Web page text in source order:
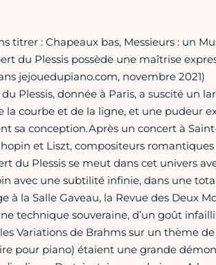
titrer : Chapeaux bas, Messieurs : un
du Plessis possède une maîtrise
jejouedupiano.com, novembre 2021)
Plessis, donnée à Paris, a suscité un
courbe et de la ligne, et une pudeur
sa conception.Après un concert à
et Liszt, compositeurs romantiques
du Plessis se meut dans cet univers
avec une subtilité infinie, dans une
à la Salle Gaveau, la Revue des Deux
technique souveraine, d’un goût
Variations de Brahms sur un thème de
pour piano) étaient une grande